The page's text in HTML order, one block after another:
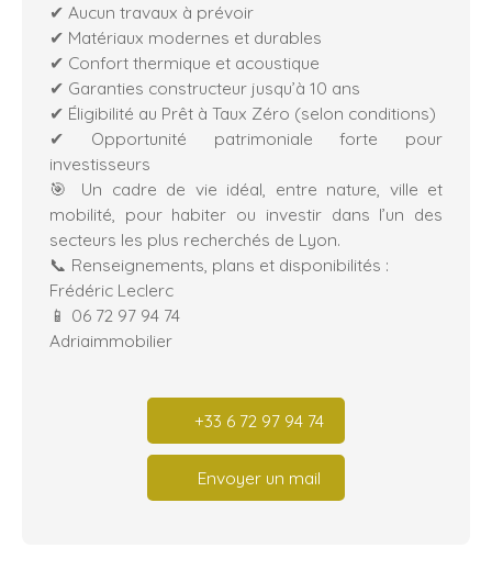
✔ Aucun travaux à prévoir
✔ Matériaux modernes et durables
✔ Confort thermique et acoustique
✔ Garanties constructeur jusqu’à 10 ans
✔ Éligibilité au Prêt à Taux Zéro (selon conditions)
✔ Opportunité patrimoniale forte pour
investisseurs
🎯 Un cadre de vie idéal, entre nature, ville et
mobilité, pour habiter ou investir dans l’un des
secteurs les plus recherchés de Lyon.
📞 Renseignements, plans et disponibilités :
Frédéric Leclerc
📱 06 72 97 94 74
Adriaimmobilier
+33 6 72 97 94 74
Envoyer un mail